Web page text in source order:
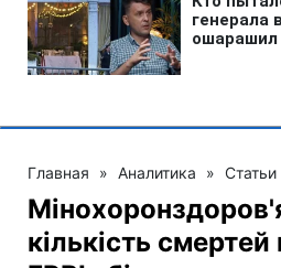
Главная » Аналитика » Статьи
кількість смертей